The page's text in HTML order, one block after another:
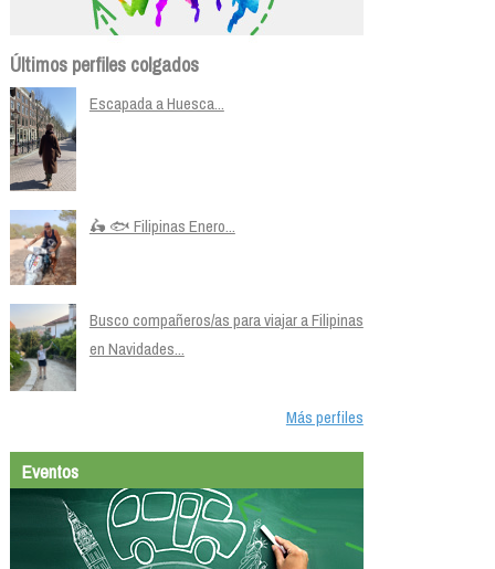
Últimos perfiles colgados
Escapada a Huesca...
🛵 🐟 Filipinas Enero...
Busco compañeros/as para viajar a Filipinas
en Navidades...
Más perfiles
Eventos